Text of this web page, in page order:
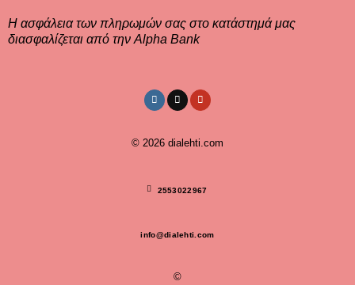
Η ασφάλεια των πληρωμών σας στο κατάστημά μας
διασφαλίζεται από την Alpha Bank
© 2026 dialehti.com
2553022967
info@dialehti.com
©